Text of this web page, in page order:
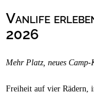
Vanlife
2026
Mehr Platz, neues Camp-
Freiheit auf vier Rädern,